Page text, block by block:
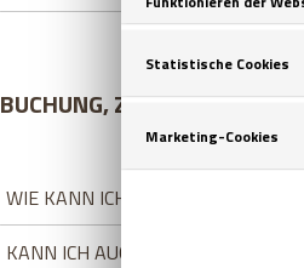
BUCHUNG, ZAHLUNG,
WIE KANN ICH BUCHEN?
KANN ICH AUCH EINFACH SO,